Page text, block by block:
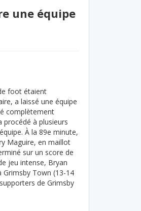
une équipe
foot étaient
a laissé une équipe
complètement
à plusieurs
À la 89e minute,
Maguire, en maillot
sur un score de
jeu intense, Bryan
Town (13-14
de Grimsby